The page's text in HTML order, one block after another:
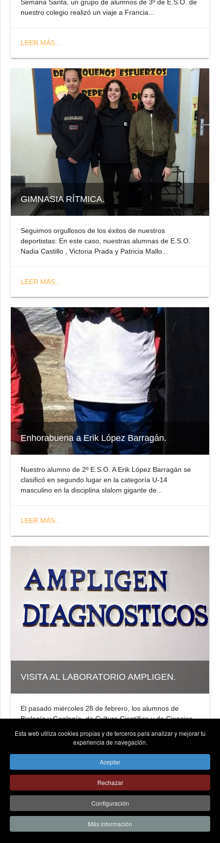
Semana Santa, un grupo de alumnos de 3º de E.S.O. de
nuestro colegio realizó un viaje a Francia...
LEER MÁS...
GIMNASIA RÍTMICA.
Seguimos orgullosos de los éxitos de nuestros
deportistas: En este caso, nuestras alumnas de E.S.O.
Nadia Castillo , Victoria Prada y Patricia Mallo...
LEER MÁS...
Enhorabuena a Erik López Barragán.
Nuestro alumno de 2º E.S.O. A Erik López Barragán se
clasificó en segundo lugar en la categoría U-14
masculino en la disciplina slalom gigante de...
LEER MÁS...
VISITA AL LABORATORIO AMPLIGEN.
El pasado miércoles 28 de febrero, los alumnos de
Biología y Geología, de Cultura Científica y de Ciencias
Esta web utiliza cookies propias y de terceros para analizar y mejorar tu
experiencia de navegación.
Aceptar
Rechazar
Configuración
Más información